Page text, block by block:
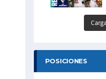
POSICIONES